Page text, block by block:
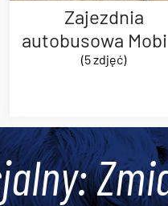
Zajezdnia
autobusowa
(5 zdjęć)